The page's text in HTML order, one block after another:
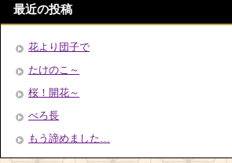
最近の投稿
花より団子で
たけのこ～
桜！開花～
べろ長
もう諦めました…